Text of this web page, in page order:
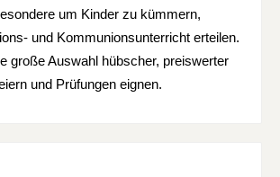
um Kinder zu kümmern,
und Kommunionsunterricht erteilen.
große Auswahl hübscher, preiswerter
und Prüfungen eignen.